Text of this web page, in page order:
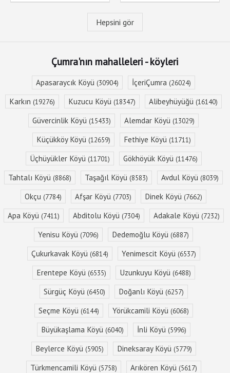
Hepsini gör
Çumra'nın mahalleleri - köyleri
Apasaraycık Köyü (30904) İçeriÇumra (26024)
Karkın (19276) Kuzucu Köyü (18347) Alibeyhüyüğü (16140)
Güvercinlik Köyü (15433) Alemdar Köyü (13029)
Küçükköy Köyü (12659) Fethiye Köyü (11711)
Üçhüyükler Köyü (11701) Gökhöyük Köyü (11476)
Tahtalı Köyü (8868) Taşağıl Köyü (8583) Avdul Köyü (8039)
Okçu (7784) Afşar Köyü (7703) Dinek Köyü (7662)
Apa Köyü (7411) Abditolu Köyü (7304) Adakale Köyü (7232)
Yenisu Köyü (7096) Dedemoğlu Köyü (6887)
Çukurkavak Köyü (6814) Yenimescit Köyü (6537)
Erentepe Köyü (6535) Uzunkuyu Köyü (6488)
Sürgüç Köyü (6450) Doğanlı Köyü (6257)
Seçme Köyü (6144) Yörükcamili Köyü (6068)
Büyükaşlama Köyü (6040) İnli Köyü (5996)
Beylerce Köyü (5905) Dineksaray Köyü (5779)
Türkmencamili Köyü (5758) Arıkören Köyü (5617)